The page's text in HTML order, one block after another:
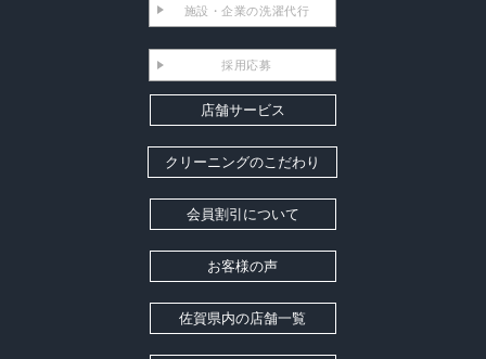
施設・企業の洗濯代行
採用応募
店舗サービス
クリーニングのこだわり
会員割引について
お客様の声
佐賀県内の店舗一覧